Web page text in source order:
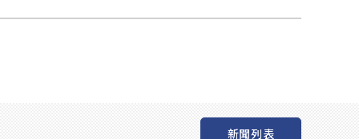
新聞列表